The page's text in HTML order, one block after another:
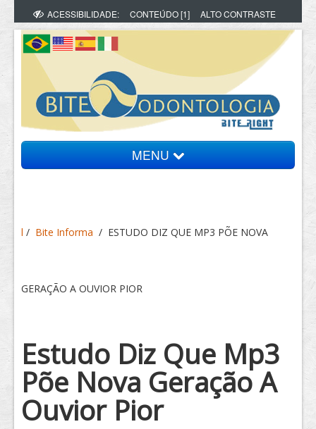
ACESSIBILIDADE: CONTEÚDO [1] ALTO CONTRASTE
MENU
Vídeos
l / Bite Informa / ESTUDO DIZ QUE MP3 PÕE NOVA
GERAÇÃO A OUVIOR PIOR
Estudo Diz Que Mp3
Põe Nova Geração A
Ouvior Pior